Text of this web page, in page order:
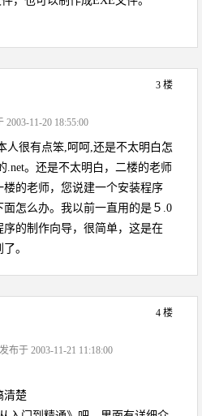
3 楼
2003-11-20 18:55:00
人很有点笨,呵呵,还是不太明白怎
.net。还是不太明白，二楼的老师
的老师，您说建一个安装程序
怎么办。我以前一直用的是５.0
的制作向导，很简单，这是在
。
4 楼
发布于 2003-11-21 11:18:00
清楚